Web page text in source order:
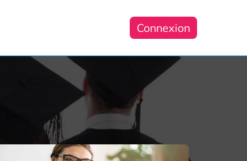
Connexion